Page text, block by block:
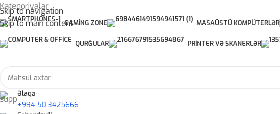
Skip to navigation
Skip to main content
Kateqoriyalar
GAMING ZONE MASAÜSTÜ KOMPÜTERLƏR
QURĞULAR PRINTER VƏ SKANERLƏR
Əlaqə
+994 50 3425666